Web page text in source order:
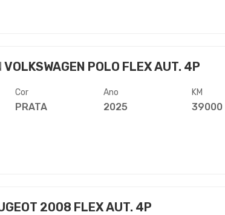
VOLKSWAGEN POLO FLEX AUT. 4P
Cor
PRATA
Ano
2025
KM
39000
2008 FLEX AUT. 4P